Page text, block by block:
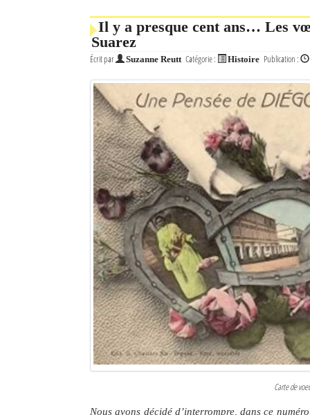
Il y a presque cent ans… Les
Suarez
Écrit par Suzanne Reutt Catégorie : Histoire Publication :
Carte de
Nous avons décidé d’interrompre, dans ce